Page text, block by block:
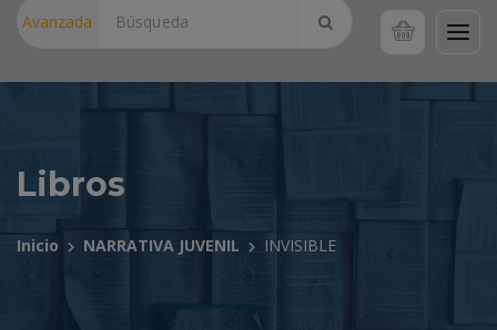
Avanzada
Libros
Inicio NARRATIVA JUVENIL INVISIBLE